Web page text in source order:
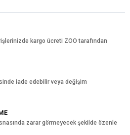
kargo ücreti ZOO tarafından
iade edebilir veya değişim
zarar görmeyecek şekilde özenle